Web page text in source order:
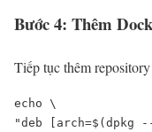
Bước 4: Thêm
Tiếp tục thêm
echo \
"deb [arch=$(dpkg